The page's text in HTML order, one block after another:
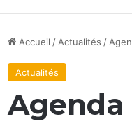
Accueil / Actualités /
Actualités